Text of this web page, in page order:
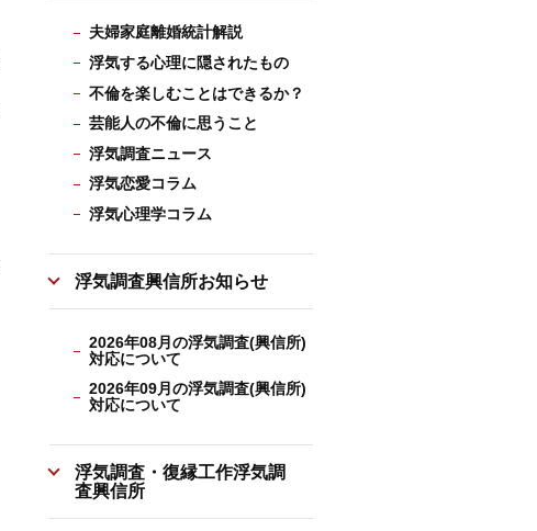
夫婦家庭離婚統計解説
浮気する心理に隠されたもの
不倫を楽しむことはできるか？
芸能人の不倫に思うこと
浮気調査ニュース
浮気恋愛コラム
浮気心理学コラム
浮気調査興信所お知らせ
2026年08月の浮気調査(興信所)
対応について
2026年09月の浮気調査(興信所)
対応について
浮気調査・復縁工作浮気調
査興信所